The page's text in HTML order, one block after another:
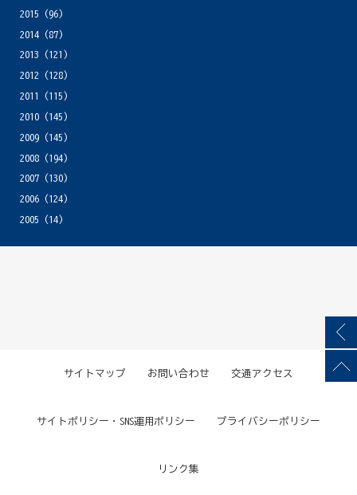
2015 (96)
2014(87)
2013 (121)
2012 (128)
2011
(115)
2010(145)
2009(145)
2008(194)
2007(130)
2006(124)
2005 (14)
サイトマップ お問い合わせ 交通アクセス
サイトポリシー・SNS運用ポリシー プライバシーポリシー
リンク集